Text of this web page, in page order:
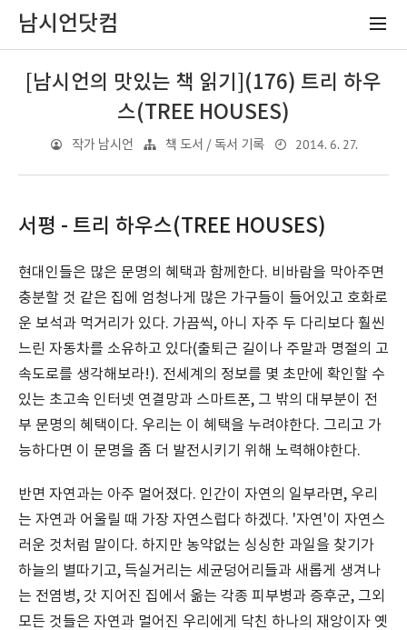
남시언닷컴
[남시언의 맛있는 책 읽기](176) 트리 하우
스(TREE HOUSES)
작가 남시언 책 도서 / 독서 기록 2014. 6. 27.
서평 - 트리 하우스(TREE HOUSES)
현대인들은 많은 문명의 혜택과 함께한다. 비바람을 막아주면
충분할 것 같은 집에 엄청나게 많은 가구들이 들어있고 호화로
운 보석과 먹거리가 있다. 가끔씩, 아니 자주 두 다리보다 훨씬
느린 자동차를 소유하고 있다(출퇴근 길이나 주말과 명절의 고
속도로를 생각해보라!). 전세계의 정보를 몇 초만에 확인할 수
있는 초고속 인터넷 연결망과 스마트폰, 그 밖의 대부분이 전
부 문명의 혜택이다. 우리는 이 혜택을 누려야한다. 그리고 가
능하다면 이 문명을 좀 더 발전시키기 위해 노력해야한다.
반면 자연과는 아주 멀어졌다. 인간이 자연의 일부라면, 우리
는 자연과 어울릴 때 가장 자연스럽다 하겠다. '자연'이 자연스
러운 것처럼 말이다. 하지만 농약없는 싱싱한 과일을 찾기가
하늘의 별따기고, 득실거리는 세균덩어리들과 새롭게 생겨나
는 전염병, 갓 지어진 집에서 옮는 각종 피부병과 증후군, 그외
모든 것들은 자연과 멀어진 우리에게 닥친 하나의 재앙이자 옛